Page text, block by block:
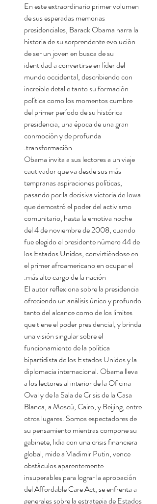
En este extraordinario primer volumen
de sus esperadas memorias
presidenciales, Barack Obama narra la
historia de su sorprendente evolución
de ser un joven en busca de su
identidad a convertirse en líder del
mundo occidental, describiendo con
increíble detalle tanto su formación
política como los momentos cumbre
del primer período de su histórica
presidencia, una época de una gran
conmoción y de profunda
transformación.
Obama invita a sus lectores a un viaje
cautivador que va desde sus más
tempranas aspiraciones políticas,
pasando por la decisiva victoria de Iowa
que demostró el poder del activismo
comunitario, hasta la emotiva noche
del 4 de noviembre de 2008, cuando
fue elegido el presidente número 44 de
los Estados Unidos, convirtiéndose en
el primer afroamericano en ocupar el
más alto cargo de la nación.
El autor reflexiona sobre la presidencia
ofreciendo un análisis único y profundo
tanto del alcance como de los límites
que tiene el poder presidencial, y brinda
una visión singular sobre el
funcionamiento de la política
bipartidista de los Estados Unidos y la
diplomacia internacional. Obama lleva
a los lectores al interior de la Oficina
Oval y de la Sala de Crisis de la Casa
Blanca, a Moscú, Cairo, y Beijing, entre
otros lugares. Somos espectadores de
su pensamiento mientras compone su
gabinete, lidia con una crisis financiera
global, mide a Vladimir Putin, vence
obstáculos aparentemente
insuperables para lograr la aprobación
del Affordable Care Act, se enfrenta a
generales sobre la estrategia de Estados